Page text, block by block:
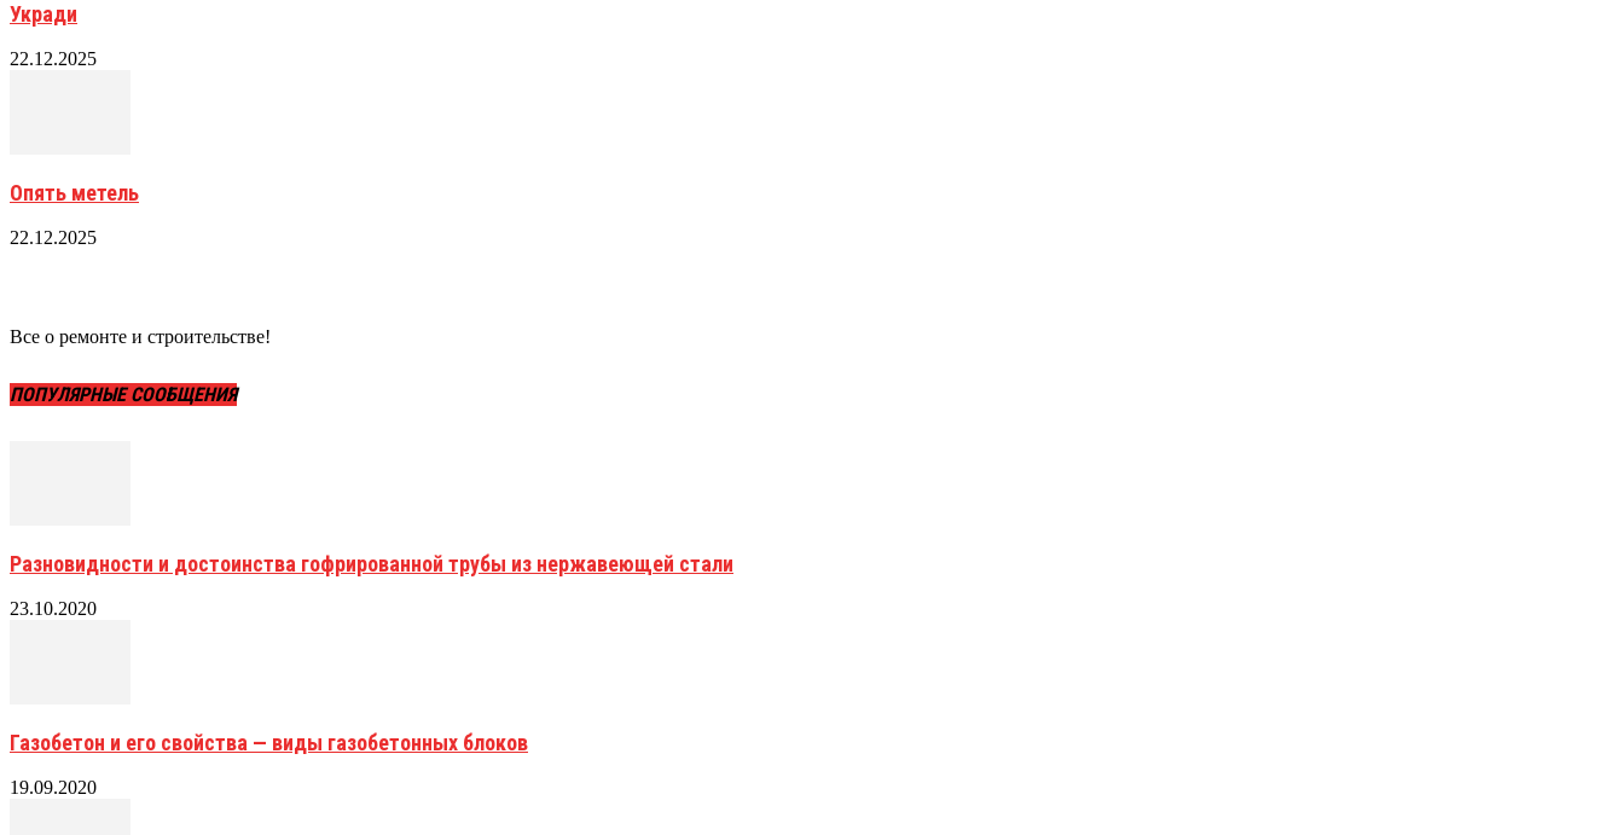
Укради
22.12.2025
Опять метель
22.12.2025
Все о ремонте и строительстве!
ПОПУЛЯРНЫЕ СООБЩЕНИЯ
Разновидности и достоинства гофрированной трубы из нержавеющей стали
23.10.2020
Газобетон и его свойства — виды газобетонных блоков
19.09.2020